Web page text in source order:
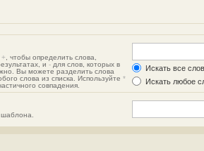
+ , чтобы определить слова,
и - для слов, которых в
Вы можете разделить слова
слова из списка. Используйте *
совпадения.
Искать все
Искать любое
шаблона.